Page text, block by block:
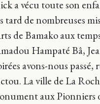
a vécu toute son
de nombreuses
de Bamako aux
Hampaté Bâ,
avons-nous
La ville de La
aux